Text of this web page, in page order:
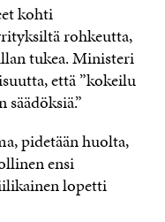
kohti
rohkeutta,
tukea. Ministeri
että ”kokeilu
pidetään huolta,
ensi
lopetti